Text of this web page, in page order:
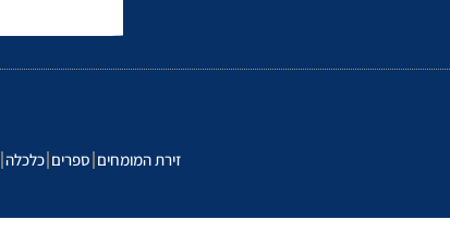
זירת המומחים ספרים כלכלה